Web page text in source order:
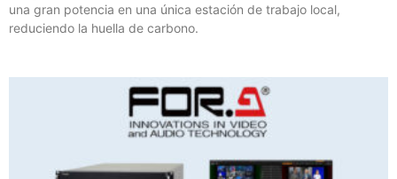
una gran potencia en una única estación de trabajo local,
reduciendo la huella de carbono.